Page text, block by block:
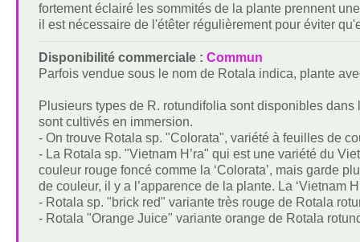
fortement éclairé les sommités de la plante prennent
il est nécessaire de l'étêter régulièrement pour éviter
Disponibilité commerciale : Commun
Parfois vendue sous le nom de Rotala indica, plante
Plusieurs types de R. rotundifolia sont disponibles
sont cultivés en immersion.
- On trouve Rotala sp. "Colorata", variété à feuilles de
- La Rotala sp. "Vietnam H’ra" qui est une variété du
couleur rouge foncé comme la ‘Colorata’, mais garde
de couleur, il y a l’apparence de la plante. La ‘Vietnam
- Rotala sp. "brick red" variante très rouge de Rotala
- Rotala "Orange Juice" variante orange de Rotala